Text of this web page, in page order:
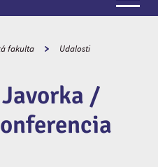
fakulta Udalosti
/